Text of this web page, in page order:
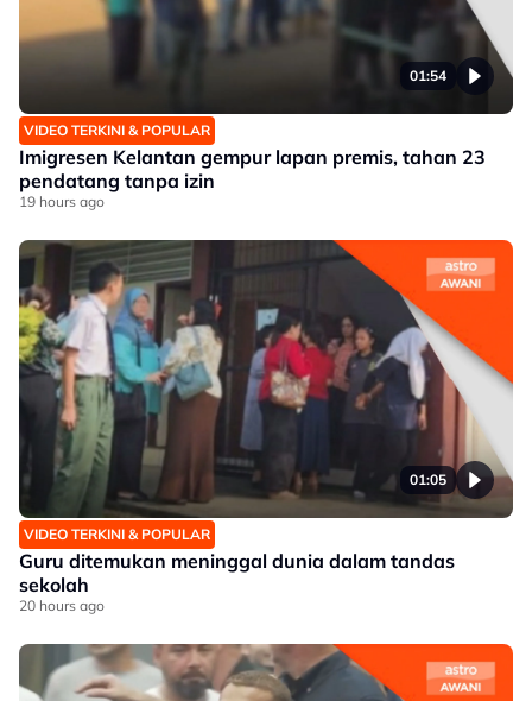
01:54
VIDEO TERKINI & POPULAR
Imigresen Kelantan gempur lapan premis, tahan 23
pendatang tanpa izin
19 hours ago
01:05
VIDEO TERKINI & POPULAR
Guru ditemukan meninggal dunia dalam tandas
sekolah
20 hours ago